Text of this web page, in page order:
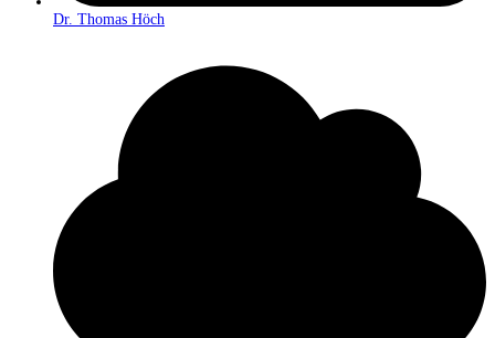
Dr. Thomas Höch